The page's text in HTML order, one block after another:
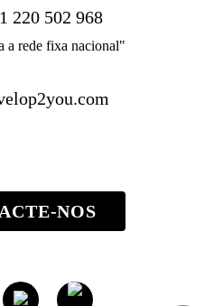
220 502 968
a rede fixa nacional"
NOS